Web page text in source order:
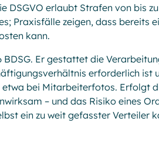
DSGVO erlaubt Strafen von bis
Praxisfälle zeigen, dass bereits
kann.
Er gestattet die
erforderlich ist
bei Mitarbeiterfotos. Erfolgt
– und das Risiko eines
ein zu weit gefasster Verteiler